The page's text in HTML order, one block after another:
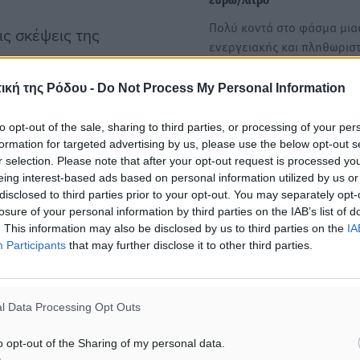
της Ρόδου - Do Not Process My Personal Information
opt-out of the sale, sharing to third parties, or processing of your
for targeted advertising by us, please use the below opt-out
selection. Please note that after your opt-out request is processed
interest-based ads based on personal information utilized by us
to third parties prior to your opt-out. You may separately
of your personal information by third parties on the IAB’s list of
This information may also be disclosed by us to third parties on the
Participants that may further disclose it to other third parties.
Data Processing Opt Outs
opt-out of the Sharing of my personal data.
σκέψεις της
την 1η Ιουλίου και θα
να δίνεται στην αντλία
ισχύει σήμερα.
fuel pass. Το ποσό της
προηγούμενο.
Πληροφορίες
εισόδημα έως και
Πολύ κοντά στο φάσμα
ενεργειακής και
λίτρο μετά τον πόλεμο –
τιμές και στα νησιά μας
Μεγάλες αυξήσεις
τις τελευταίες ημέρες στις
της βενζίνης στην Ελλάδα
την…